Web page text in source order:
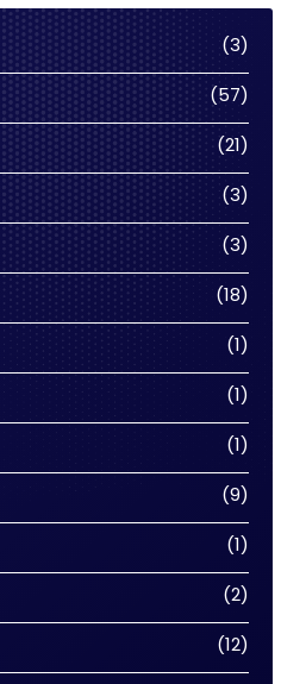
33
ürün
5757
ürün
2121
ürün
33
ürün
33
ürün
1818
ürün
11
ürün
11
ürün
11
ürün
99
ürün
11
ürün
22
ürün
1212
ürün